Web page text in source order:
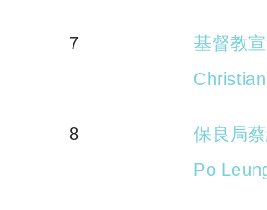
7
基督教
8
保良局
Po